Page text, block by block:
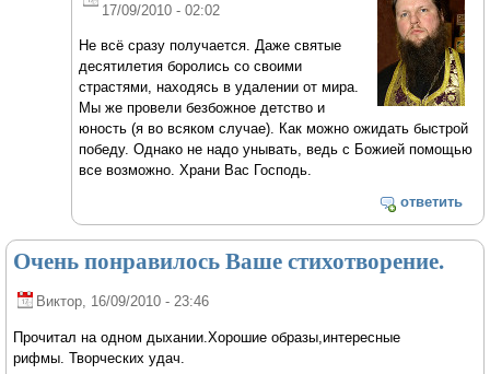
17/09/2010 - 02:02
Не всё сразу получается. Даже святые
десятилетия боролись со своими
страстями, находясь в удалении от мира.
Мы же провели безбожное детство и
юность (я во всяком случае). Как можно ожидать быстрой
победу. Однако не надо унывать, ведь с Божией помощью
все возможно. Храни Вас Господь.
ответить
Очень понравилось Ваше стихотворение.
Виктор, 16/09/2010 - 23:46
Прочитал на одном дыхании.Хорошие образы,интересные
рифмы. Творческих удач.